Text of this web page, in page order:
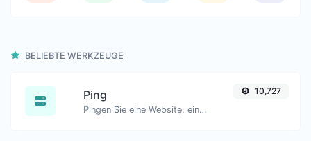
BELIEBTE WERKZEUGE
Ping
Pingen Sie eine Website, einen Server oder einen Port.
10,727